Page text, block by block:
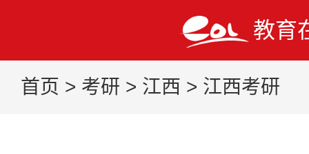
教育
首页 > 考研 > 江西 > 江西考研